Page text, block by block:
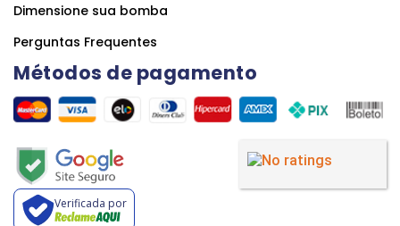
Dimensione sua bomba
Perguntas Frequentes
Métodos de pagamento
Verificada por